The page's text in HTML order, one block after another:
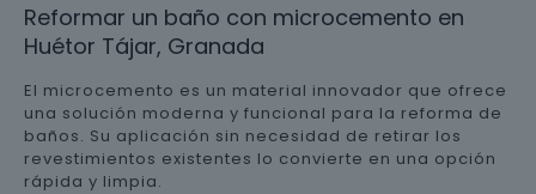
Reformar un baño con microcemento en
Huétor Tájar, Granada
El microcemento es un material innovador que ofrece
una solución moderna y funcional para la reforma de
baños. Su aplicación sin necesidad de retirar los
revestimientos existentes lo convierte en una opción
rápida y limpia.